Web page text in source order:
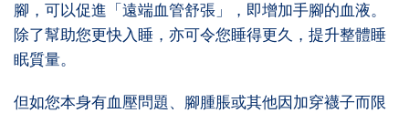
腳，可以促進「遠端血管舒張」，即增加手腳的血液。
除了幫助您更快入睡，亦可令您睡得更久，提升整體睡
眠質量。
但如您本身有血壓問題、腳腫脹或其他因加穿襪子而限